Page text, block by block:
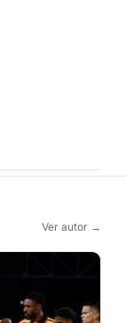
Ver autor →